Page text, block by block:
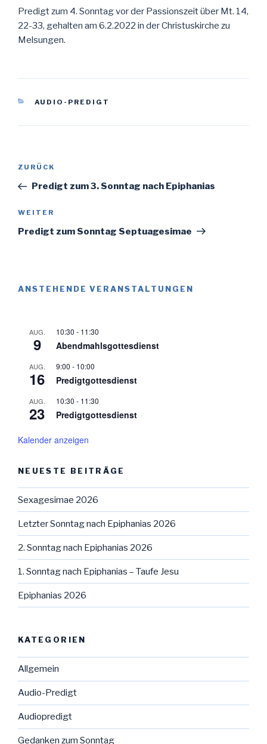
Predigt zum 4. Sonntag vor der Passionszeit über Mt. 14,
22-33, gehalten am 6.2.2022 in der Christuskirche zu
Melsungen.
KATEGORIEN
AUDIO-PREDIGT
Beitragsnavigation
Vorheriger
Beitrag
ZURÜCK
Predigt zum 3. Sonntag nach Epiphanias
Nächster
Beitrag
WEITER
Predigt zum Sonntag Septuagesimae
ANSTEHENDE VERANSTALTUNGEN
AUG.
9
10:30 - 11:30
Abendmahlsgottesdienst
AUG.
16
9:00 - 10:00
Predigtgottesdienst
AUG.
23
10:30 - 11:30
Predigtgottesdienst
Kalender anzeigen
NEUESTE BEITRÄGE
Sexagesimae 2026
Letzter Sonntag nach Epiphanias 2026
2. Sonntag nach Epiphanias 2026
1. Sonntag nach Epiphanias – Taufe Jesu
Epiphanias 2026
KATEGORIEN
Allgemein
Audio-Predigt
Audiopredigt
Gedanken zum Sonntag